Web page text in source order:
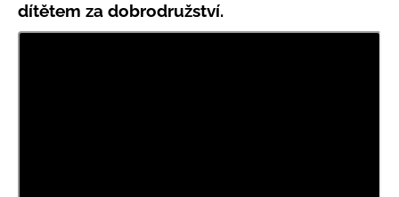
dítětem za dobrodružství.